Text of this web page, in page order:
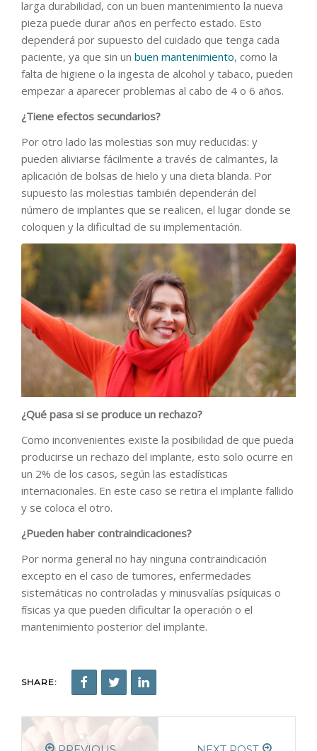
larga durabilidad, con un buen mantenimiento la nueva
pieza puede durar años en perfecto estado. Esto
dependerá por supuesto del cuidado que tenga cada
paciente, ya que sin un buen mantenimiento, como la
falta de higiene o la ingesta de alcohol y tabaco, pueden
empezar a aparecer problemas al cabo de 4 o 6 años.
¿Tiene efectos secundarios?
Por otro lado las molestias son muy reducidas: y
pueden aliviarse fácilmente a través de calmantes, la
aplicación de bolsas de hielo y una dieta blanda. Por
supuesto las molestias también dependerán del
número de implantes que se realicen, el lugar donde se
coloquen y la dificultad de su implementación.
¿Qué pasa si se produce un rechazo?
Como inconvenientes existe la posibilidad de que pueda
producirse un rechazo del implante, esto solo ocurre en
un 2% de los casos, según las estadísticas
internacionales. En este caso se retira el implante fallido
y se coloca el otro.
¿Pueden haber contraindicaciones?
Por norma general no hay ninguna contraindicación
excepto en el caso de tumores, enfermedades
sistemáticas no controladas y minusvalías psíquicas o
físicas ya que pueden dificultar la operación o el
mantenimiento posterior del implante.
SHARE: